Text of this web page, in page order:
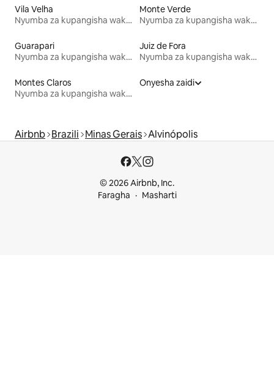
Vila Velha
Nyumba za kupangisha wakati wa likizo
Monte Verde
Nyumba za kupangisha wakati wa likizo
Guarapari
Nyumba za kupangisha wakati wa likizo
Juiz de Fora
Nyumba za kupangisha wakati wa likizo
Montes Claros
Nyumba za kupangisha wakati wa likizo
Onyesha zaidi
Airbnb Brazili Minas Gerais Alvinópolis
© 2026 Airbnb, Inc.
Faragha
Masharti